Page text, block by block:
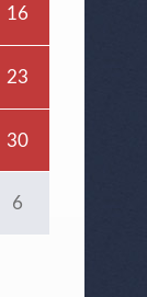
16
23
30
6